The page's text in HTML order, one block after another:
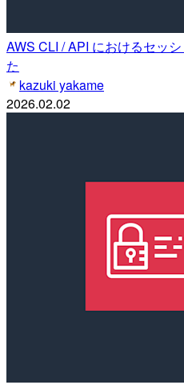
AWS CLI / API におけるセッ
た
kazuki yakame
2026.02.02